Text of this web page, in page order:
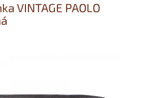
VINTAGE PAOLO